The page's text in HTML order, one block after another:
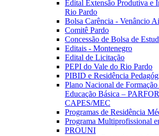
Edital Extensão Produtiva e
Rio Pardo
Bolsa Carência - Venâncio
Comitê Pardo
Concessão de Bolsa de
Editais - Montenegro
Edital de Licitação
PEPI do Vale do Rio Pardo
PIBID e Residência
Plano Nacional de Formação
Educação Básica –
CAPES/MEC
Programas de Residência
Programa Multiprofissional
PROUNI